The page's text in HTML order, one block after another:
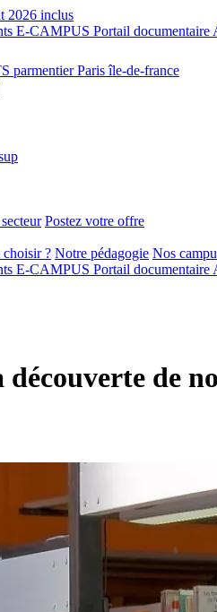
2026 inclus
E-CAMPUS Portail documentaire
parmentier Paris île-de-france
Postez votre offre
choisir ? Notre pédagogie Nos
E-CAMPUS Portail documentaire
de